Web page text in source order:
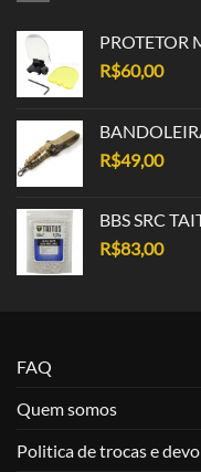
PROTETOR
R$60,00
R$49,00
BBS SRC
R$83,00
FAQ
Quem somos
Politica de trocas e